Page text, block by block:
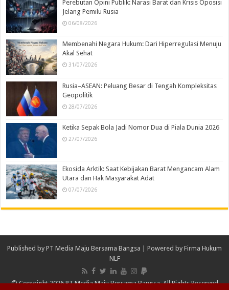
Perebutan Opini Publik: Narasi Barat dan Krisis Oposisi
Jelang Pemilu Rusia
06/08/2026
Membenahi Negara Hukum: Dari Hiperregulasi Menuju
Akal Sehat
31/07/2026
Rusia–ASEAN: Peluang Besar di Tengah Kompleksitas
Geopolitik
28/07/2026
Ketika Sepak Bola Jadi Nomor Dua di Piala Dunia 2026
27/07/2026
Ekosida Arktik: Saat Kebijakan Barat Mengancam Alam
Utara dan Hak Masyarakat Adat
07/07/2026
Published by PT Media Maju Bersama Bangsa | Powered by Firma Hukum
NLF
© Copyright 2026 PT Media Maju Bersama Bangsa, All Rights Reserved